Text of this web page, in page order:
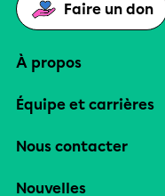
Faire un don
À propos
Équipe et carrières
Nous contacter
Nouvelles